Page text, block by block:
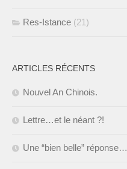
Res-Istance (21)
ARTICLES RÉCENTS
Nouvel An Chinois.
Lettre…et le néant ?!
Une “bien belle” réponse…